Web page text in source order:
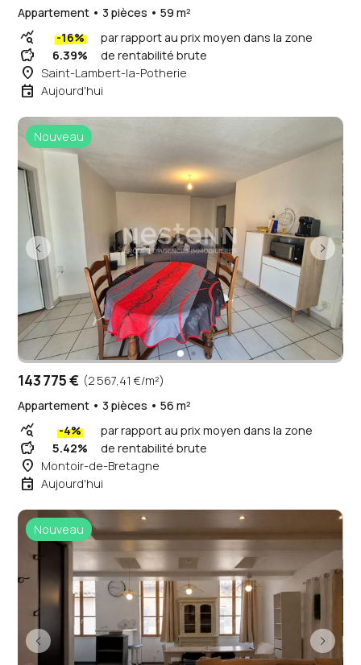
Appartement • 3 pièces • 59 m²
query_stats -16% par rapport au prix moyen dans la zone
savings 6.39% de rentabilité brute
place Saint-Lambert-la-Potherie
event Aujourd'hui
Nouveau
143 775 € (2 567,41 €/m²)
Appartement • 3 pièces • 56 m²
query_stats -4% par rapport au prix moyen dans la zone
savings 5.42% de rentabilité brute
place Montoir-de-Bretagne
event Aujourd'hui
Nouveau